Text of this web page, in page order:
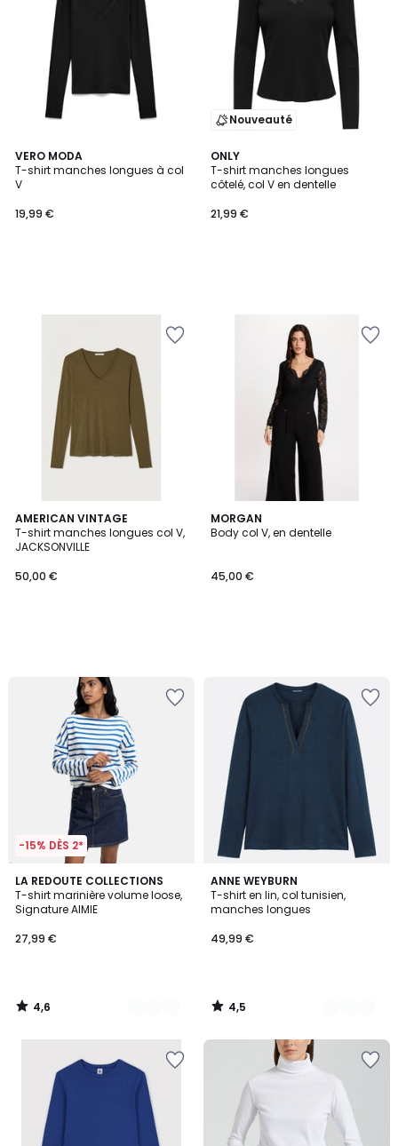
VERO MODA
T-shirt manches longues à col
V
19,99 €
Nouveauté
ONLY
T-shirt manches longues
côtelé, col V en dentelle
21,99 €
AMERICAN VINTAGE
T-shirt manches longues col V,
JACKSONVILLE
50,00 €
MORGAN
Body col V, en dentelle
45,00 €
-15% DÈS 2*
LA REDOUTE COLLECTIONS
T-shirt marinière volume loose,
Signature AIMIE
27,99 €
4,6
/ 5
2
Couleurs
4,6
/
ANNE WEYBURN
T-shirt en lin, col tunisien,
manches longues
49,99 €
4,5
/ 5
2
Couleurs
4,5
/